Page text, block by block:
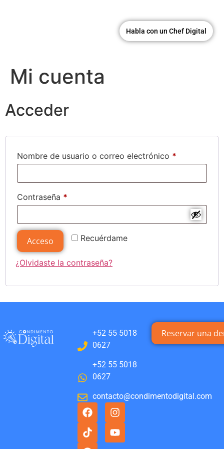
Habla con un Chef Digital
Mi cuenta
Acceder
Nombre de usuario o correo electrónico *
Contraseña *
Recuérdame
Acceso
¿Olvidaste la contraseña?
+52 55 5018
0627
+52 55 5018
0627
contacto@condimentodigital.com
Reservar una